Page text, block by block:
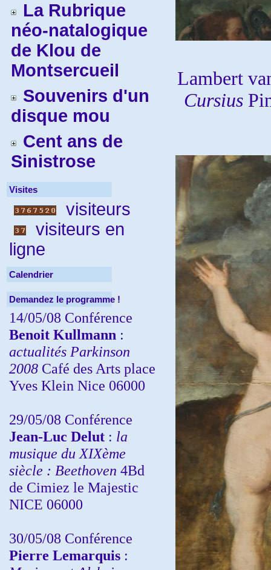
La Rubrique
néo-natalogique
de Klou de
Montsercueil
Souvenirs d'un
disque mou
Cent ans de
Sinistrose
Visites
visiteurs
visiteurs en
ligne
Calendrier
Demandez le programme !
14/05/08 Conférence
Benoit Kullmann :
actualités Parkinson
2008 Café des Arts place
Yves Klein Nice 06000
29/05/08 Conférence
Jean-Luc Delut : la
musique du XIXème
siècle : Beethoven 4Bd
de Cimiez le Majestic
NICE 06000
30/05/08 Conférence
Pierre Lemarquis :
Lambert
Cursius